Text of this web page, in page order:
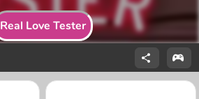
Real Love Tester